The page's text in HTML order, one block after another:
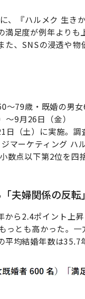
、『ハルメク 生き
満足度が例年より
、SNSの浸透や
～79歳・既婚の男
9月26日（金）
（土）に実施。
マーケティング ハ
数点以下第2位を四
夫婦関係の反転」
から2.4ポイント上
っとも高かった。
均結婚年数は35.7